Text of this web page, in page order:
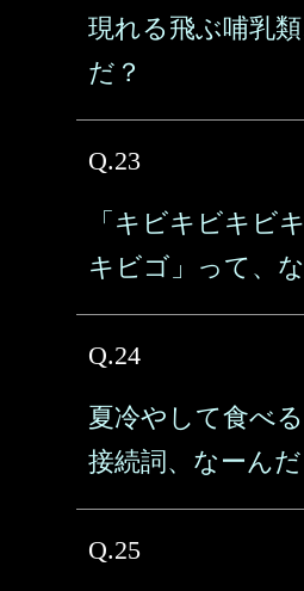
現れる飛ぶ哺乳
だ？
Q.23
「キビキビキビ
キビゴ」って、
Q.24
夏冷やして食べ
接続詞、なーんだ
Q.25